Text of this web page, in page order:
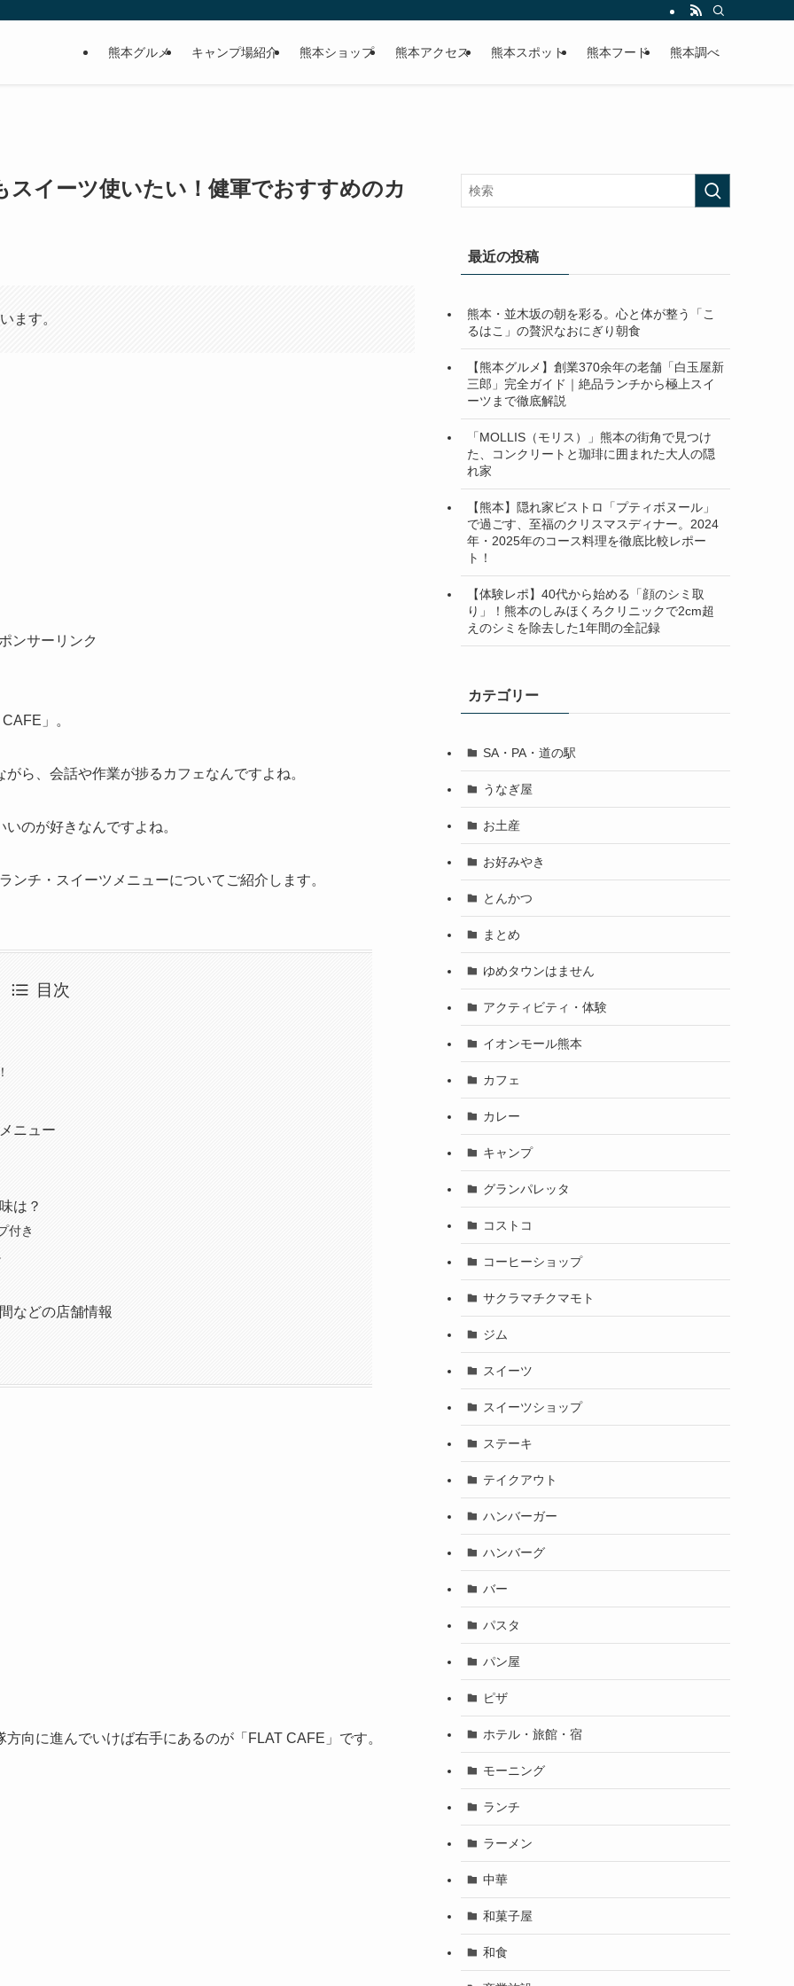
熊本グルメ キャンプ場紹介 熊本ショップ 熊本アクセス 熊本スポット 熊本フード 熊本調べ
スイーツ使いたい！健軍でおすすめのカ
ます。
ンサーリンク
」。
ら、会話や作業が捗るカフェなんですよね。
のが好きなんですよね。
チ・スイーツメニューについてご紹介します。
目次
ニュー
は？
付き
などの店舗情報
向に進んでいけば右手にあるのが「FLAT CAFE」です。
最近の投稿
熊本・並木坂の朝を彩る。心と体が整う「こ
るはこ」の贅沢なおにぎり朝食
【熊本グルメ】創業370余年の老舗「白玉屋新
三郎」完全ガイド｜絶品ランチから極上スイ
ーツまで徹底解説
「MOLLIS（モリス）」熊本の街角で見つけ
た、コンクリートと珈琲に囲まれた大人の隠
れ家
【熊本】隠れ家ビストロ「プティボヌール」
で過ごす、至福のクリスマスディナー。2024
年・2025年のコース料理を徹底比較レポー
ト！
【体験レポ】40代から始める「顔のシミ取
り」！熊本のしみほくろクリニックで2cm超
えのシミを除去した1年間の全記録
カテゴリー
SA・PA・道の駅
うなぎ屋
お土産
お好みやき
とんかつ
まとめ
ゆめタウンはません
アクティビティ・体験
イオンモール熊本
カフェ
カレー
キャンプ
グランパレッタ
コストコ
コーヒーショップ
サクラマチクマモト
ジム
スイーツ
スイーツショップ
ステーキ
テイクアウト
ハンバーガー
ハンバーグ
バー
パスタ
パン屋
ピザ
ホテル・旅館・宿
モーニング
ランチ
ラーメン
中華
和菓子屋
和食